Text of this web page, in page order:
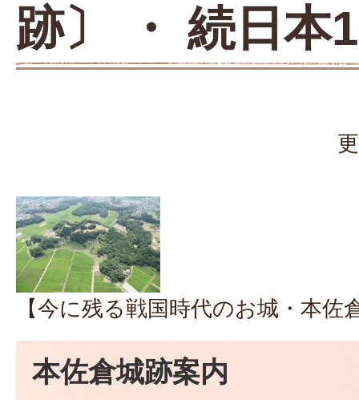
跡〕 ・ 続日本
【今に残る戦国時代のお城・本佐
本佐倉城跡案内